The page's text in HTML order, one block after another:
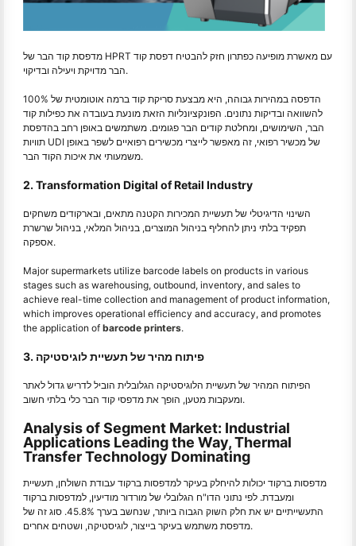
מדפסת קוד הבר של HPRT עם מאשרת מופיעה כפתרון חזק להבטיח דפסת קוד
הבר מדויקת ויעילה ובדיקוי.
הדפסה במהירות גבוהה, היא מבצעת סריקת קוד ברמה אוטומטית של 100%
להשוואה ובדיקות נתונים. הפונקציונליות הזאת מונעת בעובדה את כפילות קוד
הבר, השימושים, ומחלטת קודים הבר פגומים. משתמשים באופן רחב בהדפסת
תוויות UDI של מכשיר רפואי, זה מאפשר לייצרי מכשירים רפואיים לשפר באופן
משמעותי את איכות הקוד הבר.
2. Transformation Digital of Retail Industry
השינוי הדיגיטלי של תעשיית המכירות הקטנה מתאים, ובארקודים משחקים
תפקיד בלתי ניתן להחליף בניהול המוצרים, בניהול המלאי, בניהול שרשרת
אספקה.
Major supermarkets utilize barcode labels on products in various
stages such as warehousing, outbound, inventory, and sales to
achieve real-time collection and management of product information,
which improves operational efficiency and accuracy, and promotes
the application of barcode printers.
3. פיתוח מהיר של תעשיית לוגיסטיקה
הפיתוח המהיר של תעשיית הלוגיסטיקה הגלובלית הוביל לדריש גדול לאתר
ומעקבות מטען, הופך את מדפסי קוד הבר כלי בלתי חשוב.
Analysis of Segment Market: Industrial
Applications Leading the Way, Thermal
Transfer Technology Dominating
מדפסות ברקוד יכולות להיחלק בעיקר למדפסות ברקוד עבודת השולחן, תעשיית
ומעבדת. לפי נתוני הדו"ח הגלובלי של מורדור מודיעין, למדפסות ברקוד
התעשייתיים יש את חלק השוק הגבוה ביותר, שנחשב בערך 45.8%. סוג זה של
מדפסת משתמש בעיקר בייצור, לוגיסטיקה, ושטחים אחרים.